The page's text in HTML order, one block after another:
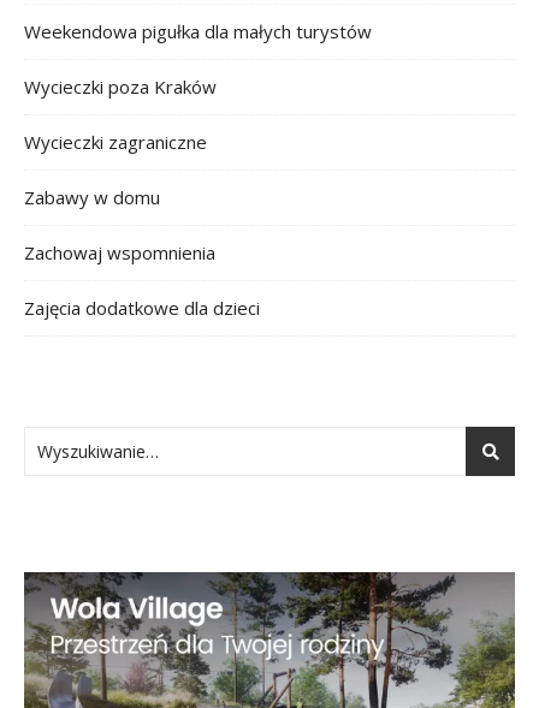
Weekendowa pigułka dla małych turystów
Wycieczki poza Kraków
Wycieczki zagraniczne
Zabawy w domu
Zachowaj wspomnienia
Zajęcia dodatkowe dla dzieci